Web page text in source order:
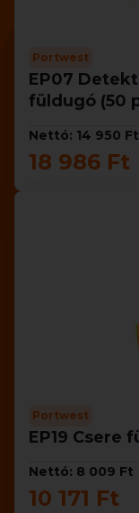
Portwest
EP07
füldugó (50
Nettó: 14 950 Ft
18 986 Ft
Portwest
EP19 Csere
Nettó: 8 009 Ft
10 171 Ft